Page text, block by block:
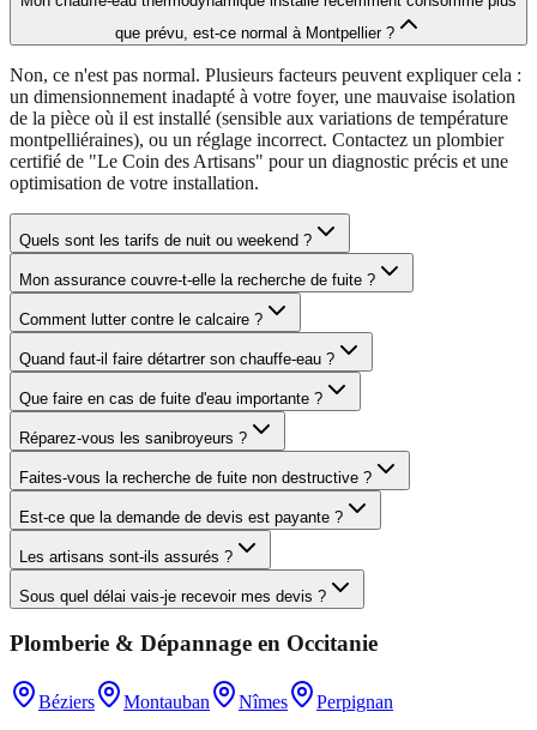
que prévu, est-ce normal à Montpellier ?
Non, ce n'est pas normal. Plusieurs facteurs peuvent expliquer cela :
un dimensionnement inadapté à votre foyer, une mauvaise isolation
de la pièce où il est installé (sensible aux variations de température
montpelliéraines), ou un réglage incorrect. Contactez un plombier
certifié de "Le Coin des Artisans" pour un diagnostic précis et une
optimisation de votre installation.
Quels sont les tarifs de nuit ou weekend ?
Mon assurance couvre-t-elle la recherche de fuite ?
Comment lutter contre le calcaire ?
Quand faut-il faire détartrer son chauffe-eau ?
Que faire en cas de fuite d'eau importante ?
Réparez-vous les sanibroyeurs ?
Faites-vous la recherche de fuite non destructive ?
Est-ce que la demande de devis est payante ?
Les artisans sont-ils assurés ?
Sous quel délai vais-je recevoir mes devis ?
Plomberie & Dépannage en Occitanie
Béziers Montauban Nîmes Perpignan